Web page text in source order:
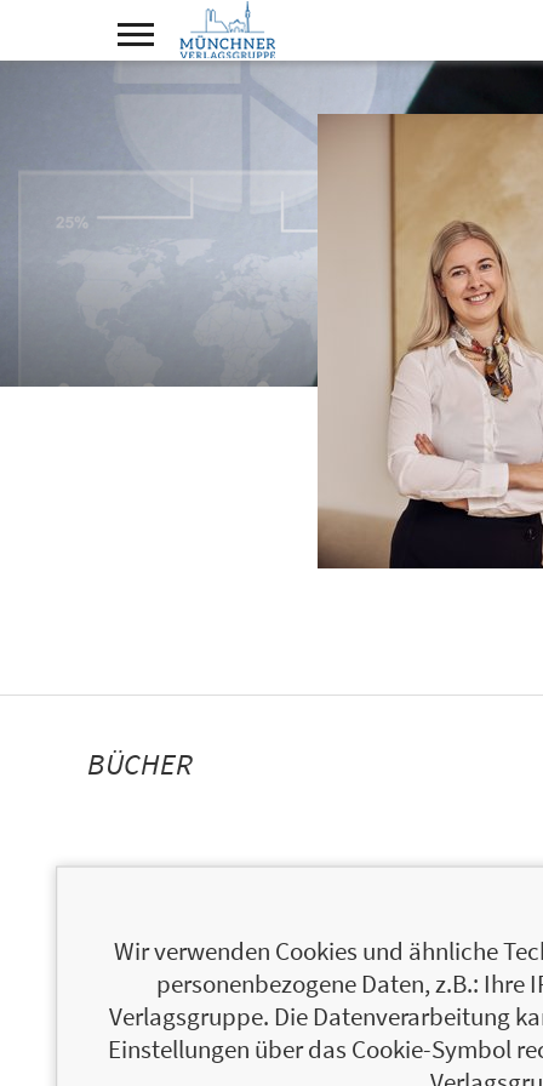
BÜCHER
Wir verwenden Cookies und ähnliche
personenbezogene Daten, z.B.: Ihre
Verlagsgruppe. Die Datenverarbeitung
Einstellungen über das Cookie-Symbol